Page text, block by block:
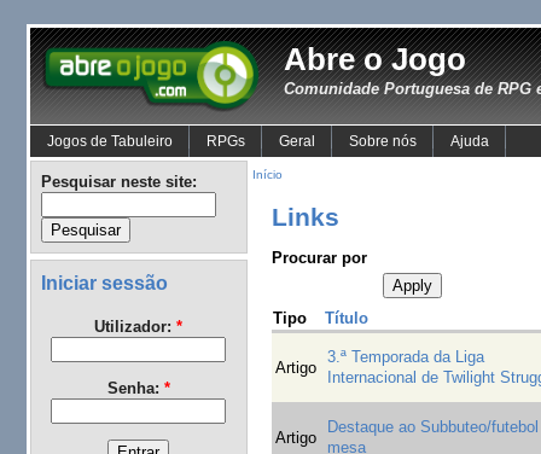
Abre o Jogo
Comunidade Portuguesa de RPG
Jogos de Tabuleiro RPGs Geral Sobre nós Ajuda
Pesquisar neste site:
Iniciar sessão
Utilizador: *
Senha: *
Início
Links
Procurar por
Tipo Título
Artigo
3.ª Temporada da Liga
Internacional de Twilight
Artigo
Destaque ao Subbuteo/
mesa